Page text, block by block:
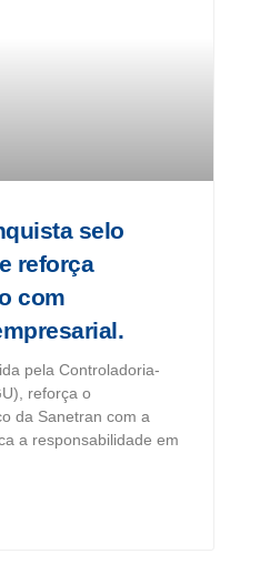
selo
reforça
com
pela Controladoria-
reforça o
da Sanetran com a
a responsabilidade em